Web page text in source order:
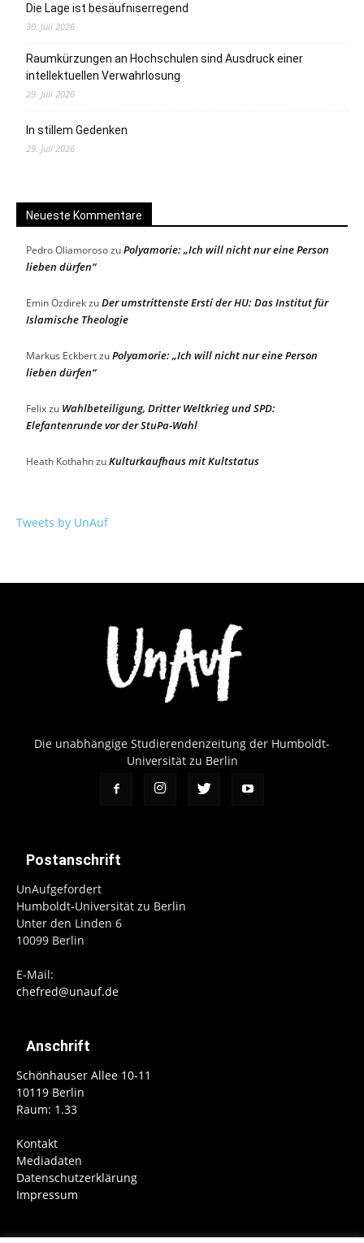
Die Lage ist besäufniserregend
30. Juli 2026
Raumkürzungen an Hochschulen sind Ausdruck einer
intellektuellen Verwahrlosung
29. Juli 2026
In stillem Gedenken
29. Juli 2026
Neueste Kommentare
Pedro OliamorosozuPolyamorie: „Ich will nicht nur eine Person
lieben dürfen“
Emin ÖzdirekzuDer umstrittenste Ersti der HU: Das Institut für
Islamische Theologie
Markus EckbertzuPolyamorie: „Ich will nicht nur eine Person
lieben dürfen“
Felixzu Wahlbeteiligung, Dritter Weltkrieg und SPD:
Elefantenrunde vor der StuPa-Wahl
Heath KothahnzuKulturkaufhaus mit Kultstatus
Tweets by UnAuf
Die unabhängige Studierendenzeitung der Humboldt-
Universität zu Berlin
Postanschrift
UnAufgefordert
Humboldt-Universität zu Berlin
Unter den Linden 6
10099 Berlin
E-Mail:
chefred@unauf.de
Anschrift
Schönhauser Allee 10-11
10119 Berlin
Raum: 1.33
Kontakt
Mediadaten
Datenschutzerklärung
Impressum